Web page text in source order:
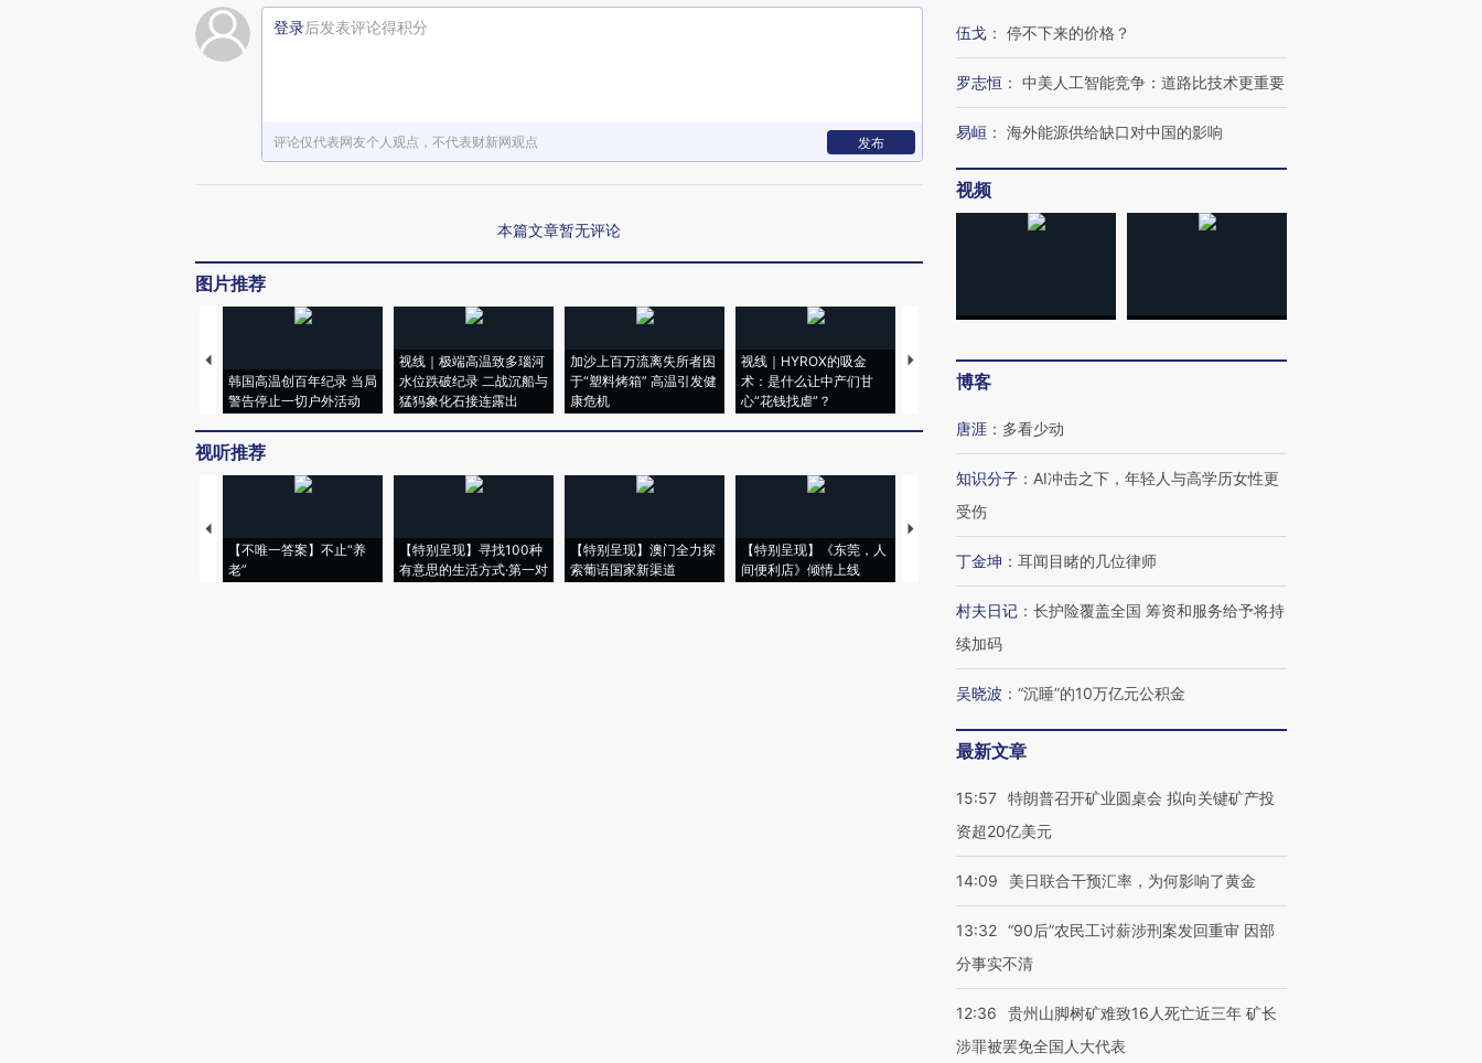
登录后发表评论得积分
评论仅代表网友个人观点，不代表财新网观点 发布
本篇文章暂无评论
图片推荐
韩国高温创百年纪录 当局
警告停止一切户外活动
视线｜极端高温致多瑙河
水位跌破纪录 二战沉船与
猛犸象化石接连露出
加沙上百万流离失所者困
于“塑料烤箱” 高温引发健
康危机
视线｜HYROX的吸金
术：是什么让中产们甘
心“花钱找虐”？
马航飞行员跨国走私7万
粒摇头丸 尿检体内含3种
视线｜被称为“蟑螂”的印
视线｜“入侵”还是“人道危
视听推荐
【不唯一答案】不止“养
老”
【特别呈现】寻找100种
有意思的生活方式·第一对
【特别呈现】澳门全力探
索葡语国家新渠道
【特别呈现】《东莞，人
间便利店》倾情上线
【推广】走进第四届链博
会，让数智科技“链”接产
【特别呈现】寻找100种
有意思的生活方式·第三对
伍戈 ： 停不下来的价格？
罗志恒 ： 中美人工智能竞争：道路比技术更重要
易峘 ： 海外能源供给缺口对中国的影响
视频
博客
唐涯 ： 多看少动
知识分子 ： AI冲击之下，年轻人与高学历女性更
受伤
丁金坤 ： 耳闻目睹的几位律师
村夫日记 ： 长护险覆盖全国 筹资和服务给予将持
续加码
吴晓波 ： “沉睡”的10万亿元公积金
最新文章
15:57 特朗普召开矿业圆桌会 拟向关键矿产投
资超20亿美元
14:09 美日联合干预汇率，为何影响了黄金
13:32 “90后”农民工讨薪涉刑案发回重审 因部
分事实不清
12:36
贵州山脚树矿难致16人死亡近三年 矿长
涉罪被罢免全国人大代表